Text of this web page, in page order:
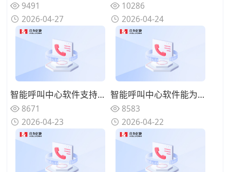
9491
2026-04-27
10286
2026-04-24
智能呼叫中心软件支持哪些部署方式？不同方案对比分析
8671
2026-04-23
智能呼叫中心软件能为企业带来什么？实际应用价值盘点
8583
2026-04-22